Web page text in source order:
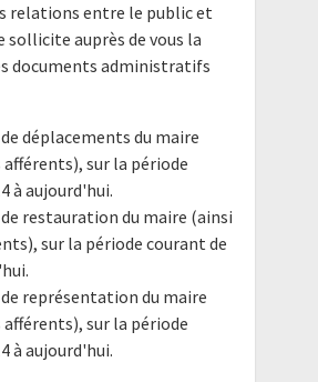
relations entre le public et
auprès de vous la
documents administratifs
déplacements du maire
afférents), sur la période
à aujourd'hui.
restauration du maire (ainsi
sur la période courant de
représentation du maire
afférents), sur la période
à aujourd'hui.